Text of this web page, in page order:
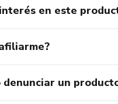
en este
denunciar un